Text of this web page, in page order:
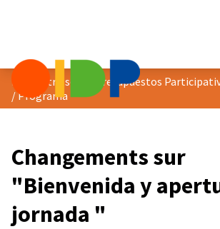
/Programa
Changements sur
"Bienvenida y
jornada "